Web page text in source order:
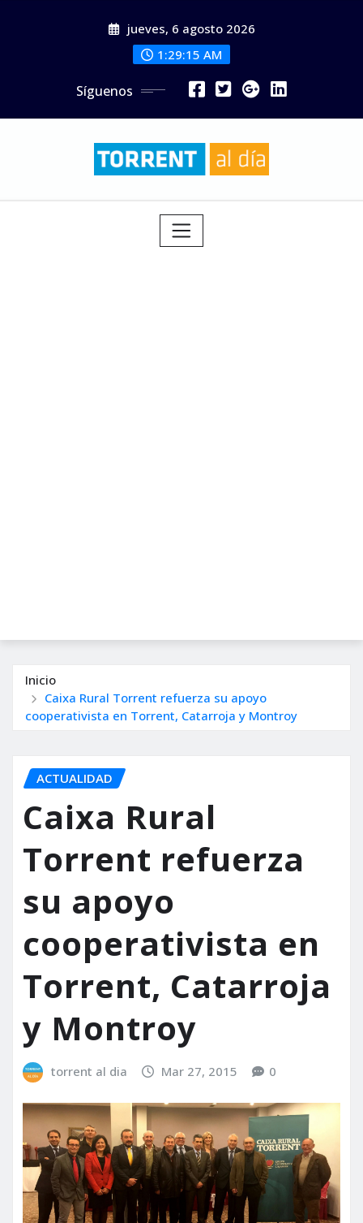
jueves, 6 agosto 2026
1:29:17 AM
Síguenos
Inicio
Caixa Rural Torrent refuerza su apoyo
cooperativista en Torrent, Catarroja y Montroy
ACTUALIDAD
Caixa Rural
Torrent refuerza
su apoyo
cooperativista en
Torrent, Catarroja
y Montroy
torrent al dia Mar 27, 2015 0